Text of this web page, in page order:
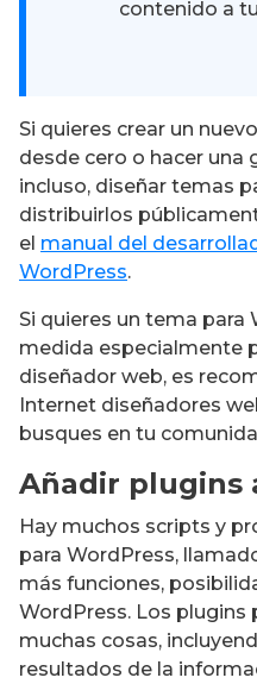
contenido a
Si quieres crear un
desde cero o hacer una
incluso, diseñar temas
distribuirlos
el manual del
WordPress.
Si quieres un tema para
medida especialmente
diseñador web, es
Internet diseñadores
busques en tu
Añadir plugins
Hay muchos scripts y
para WordPress,
más funciones,
WordPress. Los plugins
muchas cosas,
resultados de la